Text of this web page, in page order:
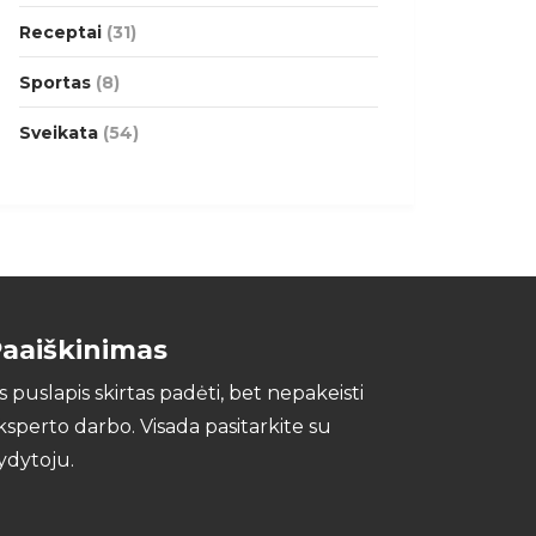
Receptai (31)
Sportas (8)
Sveikata (54)
puslapis skirtas padėti, bet nepakeisti
darbo. Visada pasitarkite su